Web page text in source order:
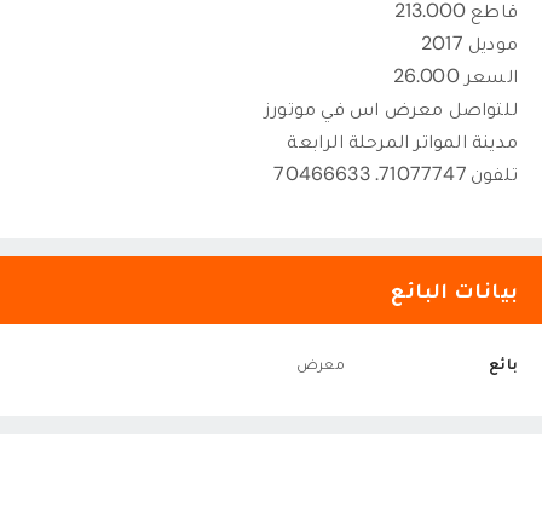
قاطع 213.000
موديل 2017
السعر 26.000
للتواصل معرض اس في موتورز
مدينة المواتر المرحلة الرابعة
تلفون 71077747. 70466633
بيانات البائع
بائع معرض